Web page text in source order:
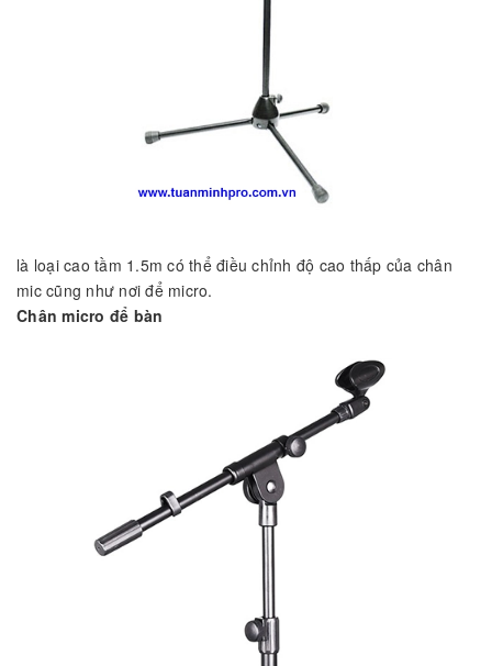
là loại cao tầm 1.5m có thể điều chỉnh độ cao thấp của chân
mic cũng như nơi để micro.
Chân micro để bàn